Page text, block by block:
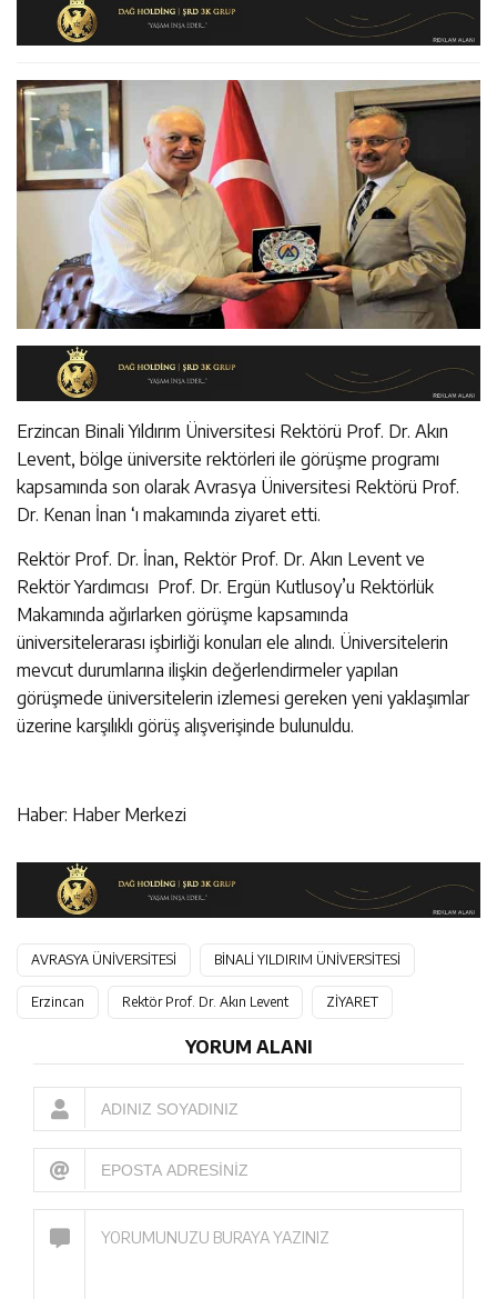
Cezaevine Gönderildi
Eğitimi
12:19 Umre Ödüllü Bilgi Yarışmasının Kazananları Kutsal
Topraklara Uğurlandı
Erzincan Binali Yıldırım Üniversitesi Rektörü Prof. Dr. Akın
Levent, bölge üniversite rektörleri ile görüşme programı
kapsamında son olarak Avrasya Üniversitesi Rektörü Prof.
Dr. Kenan İnan ‘ı makamında ziyaret etti.
Rektör Prof. Dr. İnan, Rektör Prof. Dr. Akın Levent ve
Rektör Yardımcısı Prof. Dr. Ergün Kutlusoy’u Rektörlük
Makamında ağırlarken görüşme kapsamında
üniversitelerarası işbirliği konuları ele alındı. Üniversitelerin
mevcut durumlarına ilişkin değerlendirmeler yapılan
görüşmede üniversitelerin izlemesi gereken yeni yaklaşımlar
üzerine karşılıklı görüş alışverişinde bulunuldu.
Haber: Haber Merkezi
AVRASYA ÜNİVERSİTESİ BİNALİ YILDIRIM ÜNİVERSİTESİ
Erzincan Rektör Prof. Dr. Akın Levent ZİYARET
YORUM ALANI